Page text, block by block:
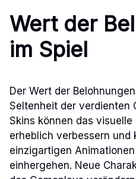
Wert der
im Spiel
Der Wert der
Seltenheit der verdienten
Skins können das visuelle
erheblich verbessern und
einzigartigen
einhergehen. Neue